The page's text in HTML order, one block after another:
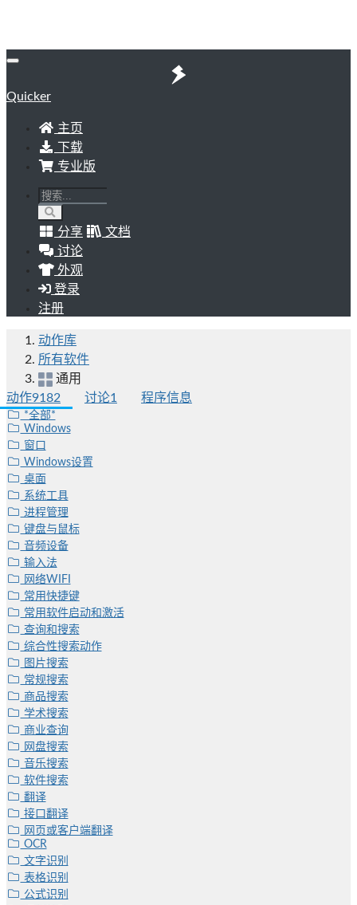
Quicker
主页
下载
专业版
分享
文档
讨论
外观
登录
注册
动作库
所有软件
通用
动作9182 讨论1 程序信息
*全部*
Windows
窗口
Windows设置
桌面
系统工具
进程管理
键盘与鼠标
音频设备
输入法
网络WIFI
常用快捷键
常用软件启动和激活
查询和搜索
综合性搜索动作
图片搜索
常规搜索
商品搜索
学术搜索
商业查询
网盘搜索
音乐搜索
软件搜索
翻译
接口翻译
网页或客户端翻译
OCR
文字识别
表格识别
公式识别